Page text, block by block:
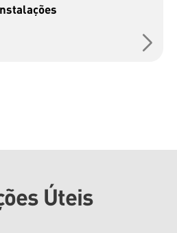
Úteis